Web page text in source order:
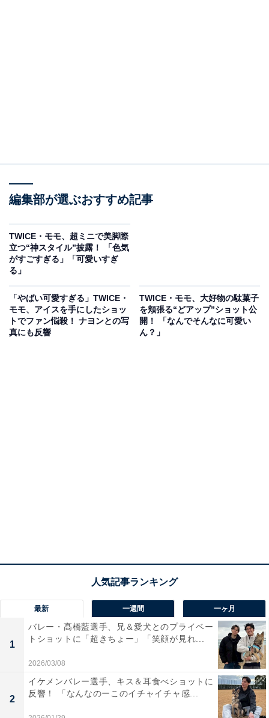
編集部が選ぶおすすめ記事
TWICE・モモ、超ミニで美脚際
立つ“神スタイル”披露！ 「色気
がすごすぎる」「可愛いすぎ
る」
「やばい可愛すぎる」TWICE・
モモ、アイスを手にしたショッ
トでファン悩殺！ ナヨンとの写
真にも反響
TWICE・モモ、大好物の駄菓子
を頬張る“どアップ”ショット公
開！ 「なんでそんなに可愛い
ん？」
最新 一週間 一ヶ月
1
バレー・髙橋藍選手、兄＆愛犬とのプライベー
トショットに「超きちょー」「笑顔が見れ...
2026/03/08
2
イケメンバレー選手、キス＆耳食べショットに
反響！ 「なんなのーこのイチャイチャ感...